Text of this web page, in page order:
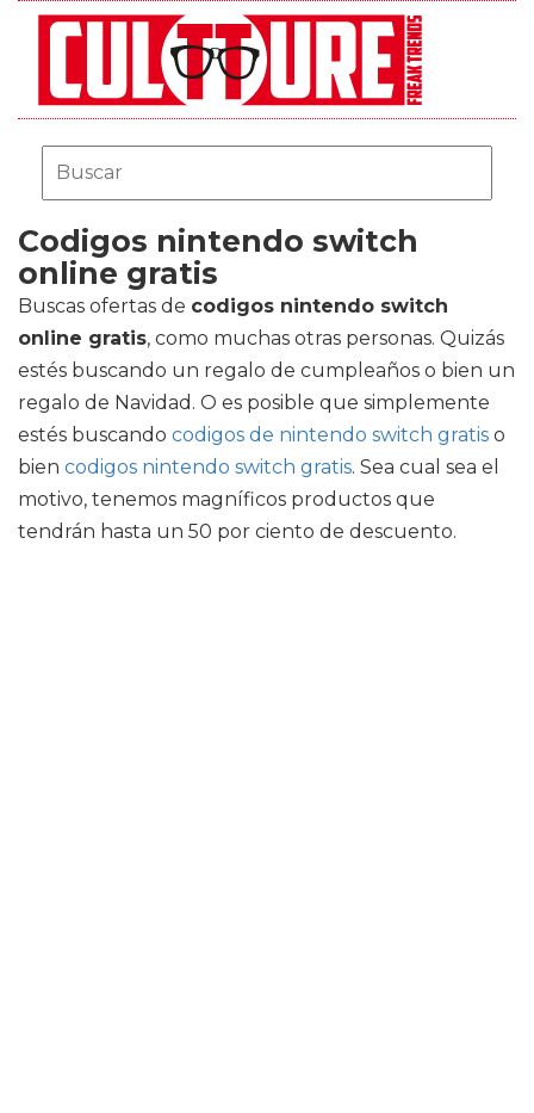
Codigos nintendo switch
online gratis
Buscas ofertas de codigos nintendo switch
online gratis, como muchas otras personas. Quizás
estés buscando un regalo de cumpleaños o bien un
regalo de Navidad. O es posible que simplemente
estés buscando codigos de nintendo switch gratis o
bien codigos nintendo switch gratis. Sea cual sea el
motivo, tenemos magníficos productos que
tendrán hasta un 50 por ciento de descuento.